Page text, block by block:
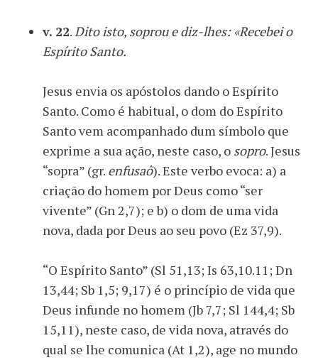
v. 22.Dito isto, soprou e diz-lhes: «Recebei o
Espírito Santo.
Jesus envia os apóstolos dando o Espírito
Santo. Como é habitual, o dom do Espírito
Santo vem acompanhado dum símbolo que
exprime a sua ação, neste caso, o sopro. Jesus
“sopra” (gr. enfusaô). Este verbo evoca: a) a
criação do homem por Deus como “ser
vivente” (Gn 2,7); e b) o dom de uma vida
nova, dada por Deus ao seu povo (Ez 37,9).
“O Espírito Santo” (Sl 51,13; Is 63,10.11; Dn
13,44; Sb 1,5; 9,17) é o princípio de vida que
Deus infunde no homem (Jb 7,7; Sl 144,4; Sb
15,11), neste caso, de vida nova, através do
qual se lhe comunica (At 1,2), age no mundo